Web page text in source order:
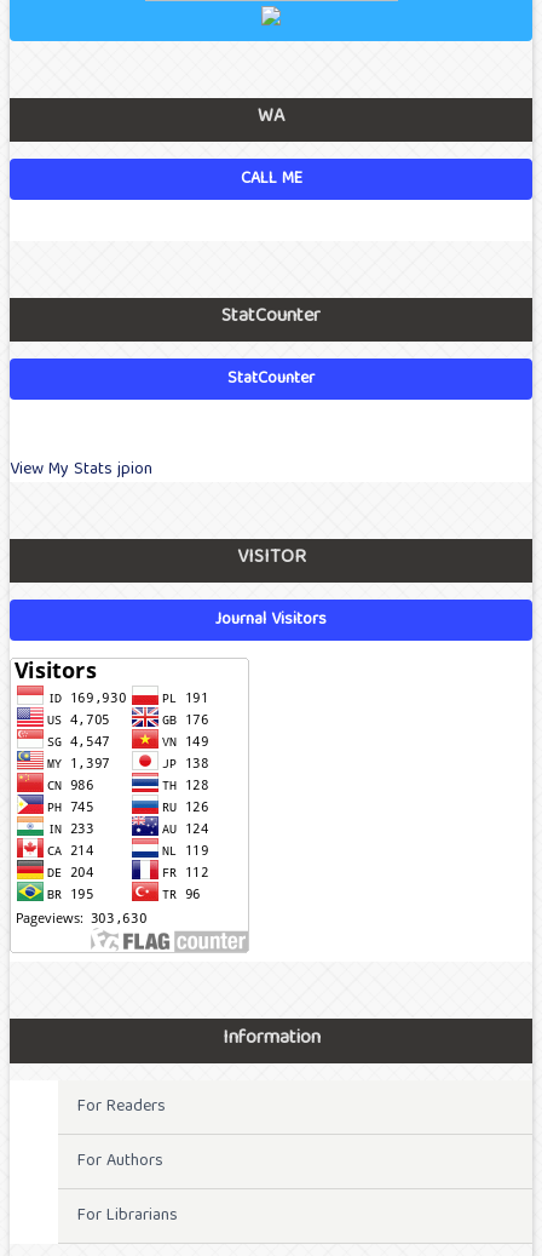
WA
CALL ME
StatCounter
StatCounter
View My Stats jpion
VISITOR
Journal Visitors
Information
For Readers
For Authors
For Librarians